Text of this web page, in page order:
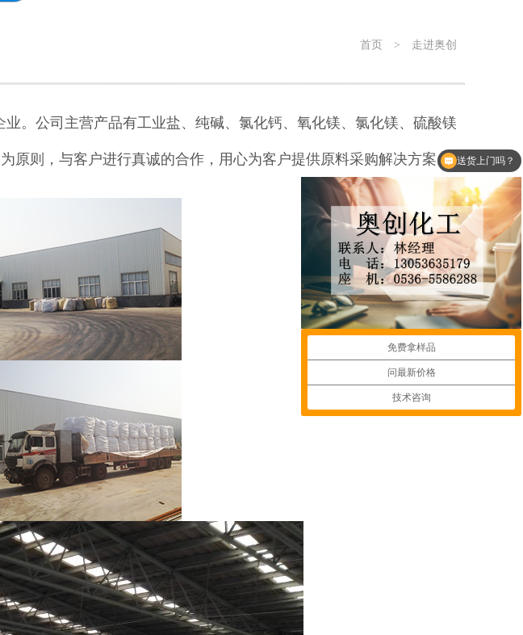
首页 > 走进奥创
。公司主营产品有工业盐、纯碱、氯化钙、氧化镁、氯化镁、硫酸镁
原则，与客户进行真诚的合作，用心为客户提供原料采购解决方案。
免费拿样品
问最新价格
技术咨询
送货上门吗？
开票价格多少？